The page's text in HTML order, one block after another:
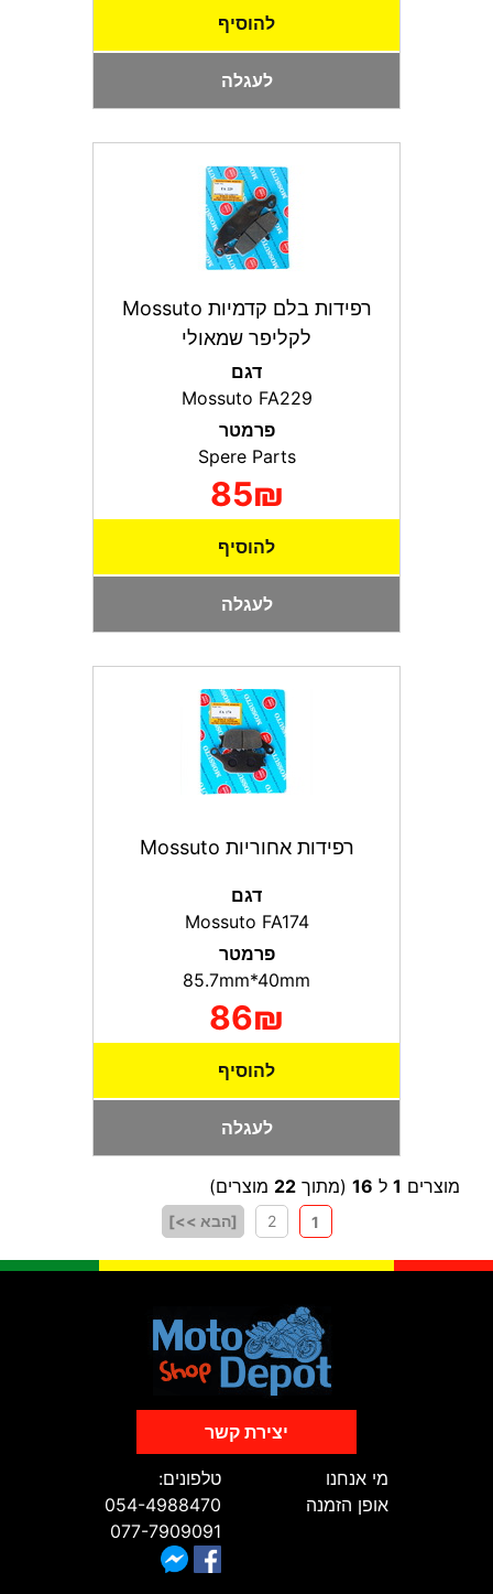
להוסיף
לעגלה
רפידות בלם קדמיות Mossuto
לקליפר שמאולי
דגם
Mossuto FA229
פרמטר
Spere Parts
85₪
להוסיף
לעגלה
רפידות אחוריות Mossuto
דגם
Mossuto FA174
פרמטר
86₪
להוסיף
לעגלה
מוצרים 1 ל 16 (מתוך 22 מוצרים)
1
2 [הבא >>]
מי אנחנו
אופן הזמנה
טלפונים:
054-4988470
077-7909091
יצירת קשר